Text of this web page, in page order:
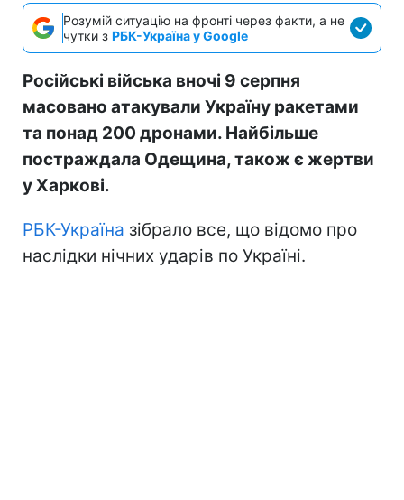
Розумій ситуацію на фронті через факти, а не
чутки з РБК-Україна у Google
Російські війська вночі 9 серпня
масовано атакували Україну ракетами
та понад 200 дронами. Найбільше
постраждала Одещина, також є жертви
у Харкові.
РБК-Україна зібрало все, що відомо про
наслідки нічних ударів по Україні.